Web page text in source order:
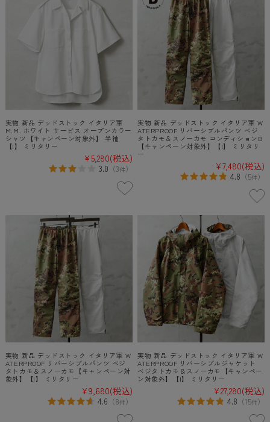
実物 新品 デッドストック イタリア軍
M.M. ホワイト サービス オープンカラー
シャツ【キャンペーン対象外】 半袖
【I】 ミリタリー
¥5,280(税込)
3.0 （3件）
実物 新品 デッドストック イタリア軍 W
ATERPROOF リバーシブルパンツ ベジ
タトカモ＆スノーカモ コンディションB
【キャンペーン対象外】【I】 ミリタリ
ー
¥7,480(税込)
4.8 （5件）
実物 新品 デッドストック イタリア軍 W
ATERPROOF リバーシブルパンツ ベジ
タトカモ＆スノーカモ【キャンペーン対
象外】【I】 ミリタリー
¥9,680(税込)
4.6 （8件）
実物 新品 デッドストック イタリア軍 W
ATERPROOF リバーシブルジャケット
ベジタトカモ＆スノーカモ【キャンペー
ン対象外】【I】 ミリタリー
¥27,280(税込)
4.8 （15件）